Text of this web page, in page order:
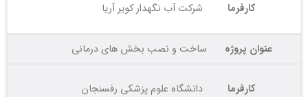
کارفرما شرکت آب نگهدار کویر آریا
عنوان پروژه ساخت و نصب بخش های درمانی
کارفرما دانشگاه علوم پزشکی رفسنجان